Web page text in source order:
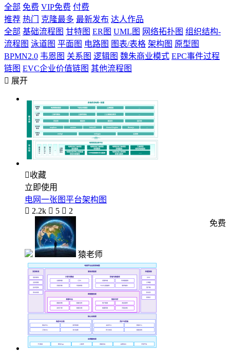
全部 免费 VIP免费 付费
推荐 热门 克隆最多 最新发布 达人作品
全部 基础流程图 甘特图 ER图 UML图 网络拓扑图 组织结构-
流程图 泳道图 平面图 电路图 图表/表格 架构图 原型图
BPMN2.0 韦恩图 关系图 逻辑图 魏朱商业模式 EPC事件过程
链图 EVC企业价值链图 其他流程图
 展开
收藏
立即使用
电网一张图平台架构图
 2.2k  5  2
猿老师
免费